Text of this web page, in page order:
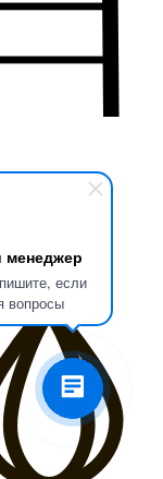
менеджер
если
вопросы